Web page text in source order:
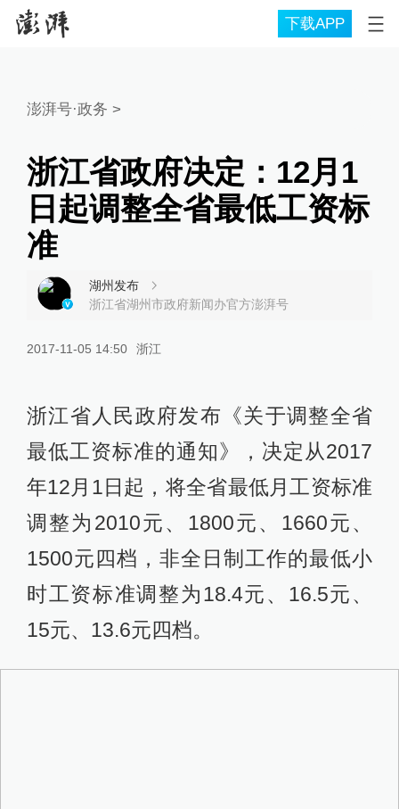
下载APP
澎湃号·政务 >
浙江省政府决定：12月1
日起调整全省最低工资标
准
湖州发布
浙江省湖州市政府新闻办官方澎湃号
2017-11-05 14:50 浙江
浙江省人民政府发布《关于调整全省
最低工资标准的通知》，决定从2017
年12月1日起，将全省最低月工资标准
调整为2010元、1800元、1660元、
1500元四档，非全日制工作的最低小
时工资标准调整为18.4元、16.5元、
15元、13.6元四档。